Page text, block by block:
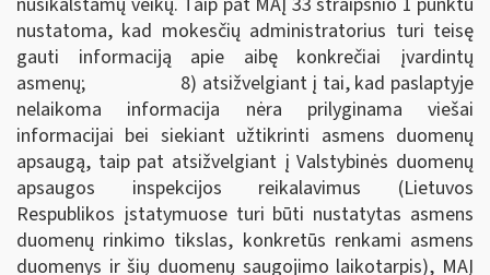
nustatoma, kad mokesčių administratorius turi teisę
gauti informaciją apie aibę konkrečiai įvardintų
asmenų; 8) atsižvelgiant į tai, kad paslaptyje
nelaikoma informacija nėra prilyginama viešai
informacijai bei siekiant užtikrinti asmens duomenų
apsaugą, taip pat atsižvelgiant į Valstybinės duomenų
apsaugos inspekcijos reikalavimus (Lietuvos
Respublikos įstatymuose turi būti nustatytas asmens
duomenų rinkimo tikslas, konkretūs renkami asmens
duomenys ir šių duomenų saugojimo laikotarpis), MAĮ